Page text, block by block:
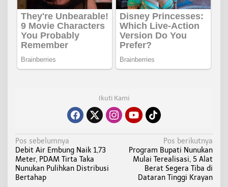
Ikuti Kami
N
a
v
i
Pos sebelumnya
Debit Air Embung Naik 1,73
Meter, PDAM Tirta Taka
Nunukan Pulihkan Distribusi
Bertahap
Pos berikutnya
Program Bupati Nunukan
Mulai Terealisasi, 5 Alat
Berat Segera Tiba di
Dataran Tinggi Krayan